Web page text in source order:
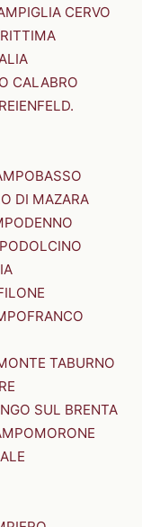
CERVO
CALABRO
DI MAZARA
TABURNO
SUL BRENTA